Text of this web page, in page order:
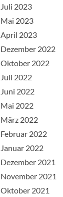
Juli 2023
Mai 2023
April 2023
Dezember 2022
Oktober 2022
Juli 2022
Juni 2022
Mai 2022
März 2022
Februar 2022
Januar 2022
Dezember 2021
November 2021
Oktober 2021